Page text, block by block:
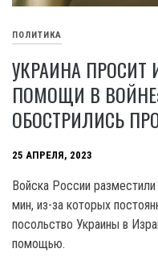
ПОЛИТИКА
УКРАИНА ПРОСИТ
ПОМОЩИ В
ОБОСТРИЛИСЬ
25 АПРЕЛЯ, 2023
Войска России
мин, из-за которых
посольство Украины в
помощью.